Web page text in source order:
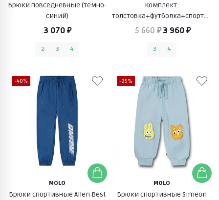
Брюки повседневные (темно-
синий)
3 070 ₽
2 3 4
Комплект:
брюки (голубой)
5 660 ₽3 960 ₽
3 4
-40%
MOLO
Брюки спортивные Allen Best
-25%
MOLO
Брюки спортивные Simeon